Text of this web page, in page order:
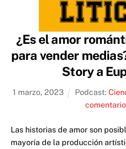
¿Es el amor
para vender
Story a
1 marzo, 2023 Podcast:
Las historias de amor son
mayoría de la producción